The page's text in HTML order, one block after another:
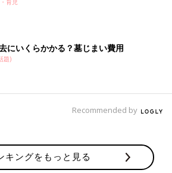
育児
にいくらかかる？墓じまい費用
題)
Recommended by
キングをもっと見る